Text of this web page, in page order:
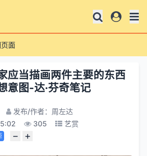
面
应当描画两件主要的东西
意图-达·芬奇笔记
发布/作者：周左达
305 艺赏
− +